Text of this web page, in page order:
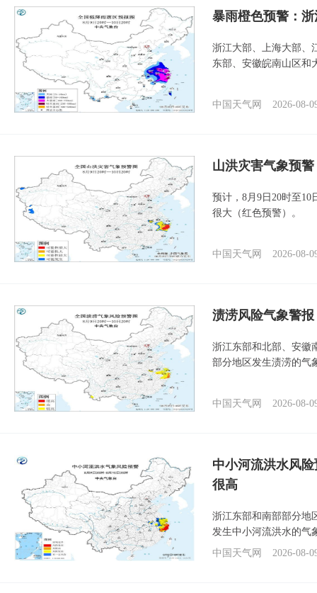
暴雨橙色预警：
浙江大部、上海大部、
东部、安徽皖南山区和
中国天气网 2026-08-
山洪灾害气象预
预计，8月9日20时至
很大（红色预警）。
中国天气网 2026-08-
渍涝风险气象警
浙江东部和北部、安徽
部分地区发生渍涝的气
中国天气网 2026-08-
中小河流洪水风
很高
浙江东部和南部部分地
发生中小河流洪水的气
中国天气网
2026-08-